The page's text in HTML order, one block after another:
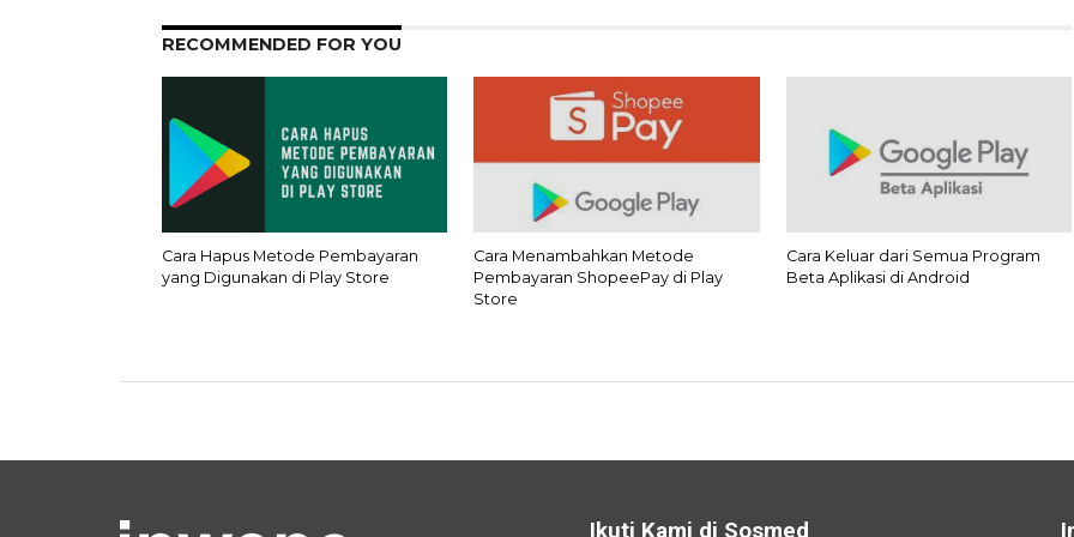
RECOMMENDED FOR YOU
Cara Hapus Metode Pembayaran
yang Digunakan di Play Store
Cara Menambahkan Metode
Pembayaran ShopeePay di Play
Store
Cara Keluar dari Semua Program
Beta Aplikasi di Android
Ikuti Kami di Sosmed